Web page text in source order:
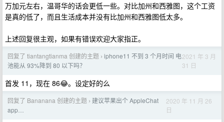
万加元左右，温哥华的话会更低一些。对比加州和西雅图，这个工资
是真的低了，而且生活成本并没有比加州和西雅图低太多。
上述回复很主观，如果有错误欢迎大家指正。
回复了 tiantangtianma 创建的主题 › iphone11 不到 3 个月时间 电
池能从 93%降到 80 以下吗？
2021 年 3 月
31 日
首发 11，现在 86😂。设定好的么
回复了 Bananana 创建的主题 › 建议苹果出个 AppleChat
app…
2020 年 11 月 26
日